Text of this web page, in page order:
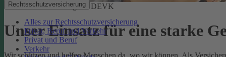
Rechtsschutzversicherung
Alles zur Rechtsschutzversicherung
Privat, Beruf und Verkehr
Privat und Beruf
Verkehr
Soziale Verantwortung der DEVK
Unser Einsatz für eine starke
Wir schützen und helfen Menschen da, wo wir können. Als